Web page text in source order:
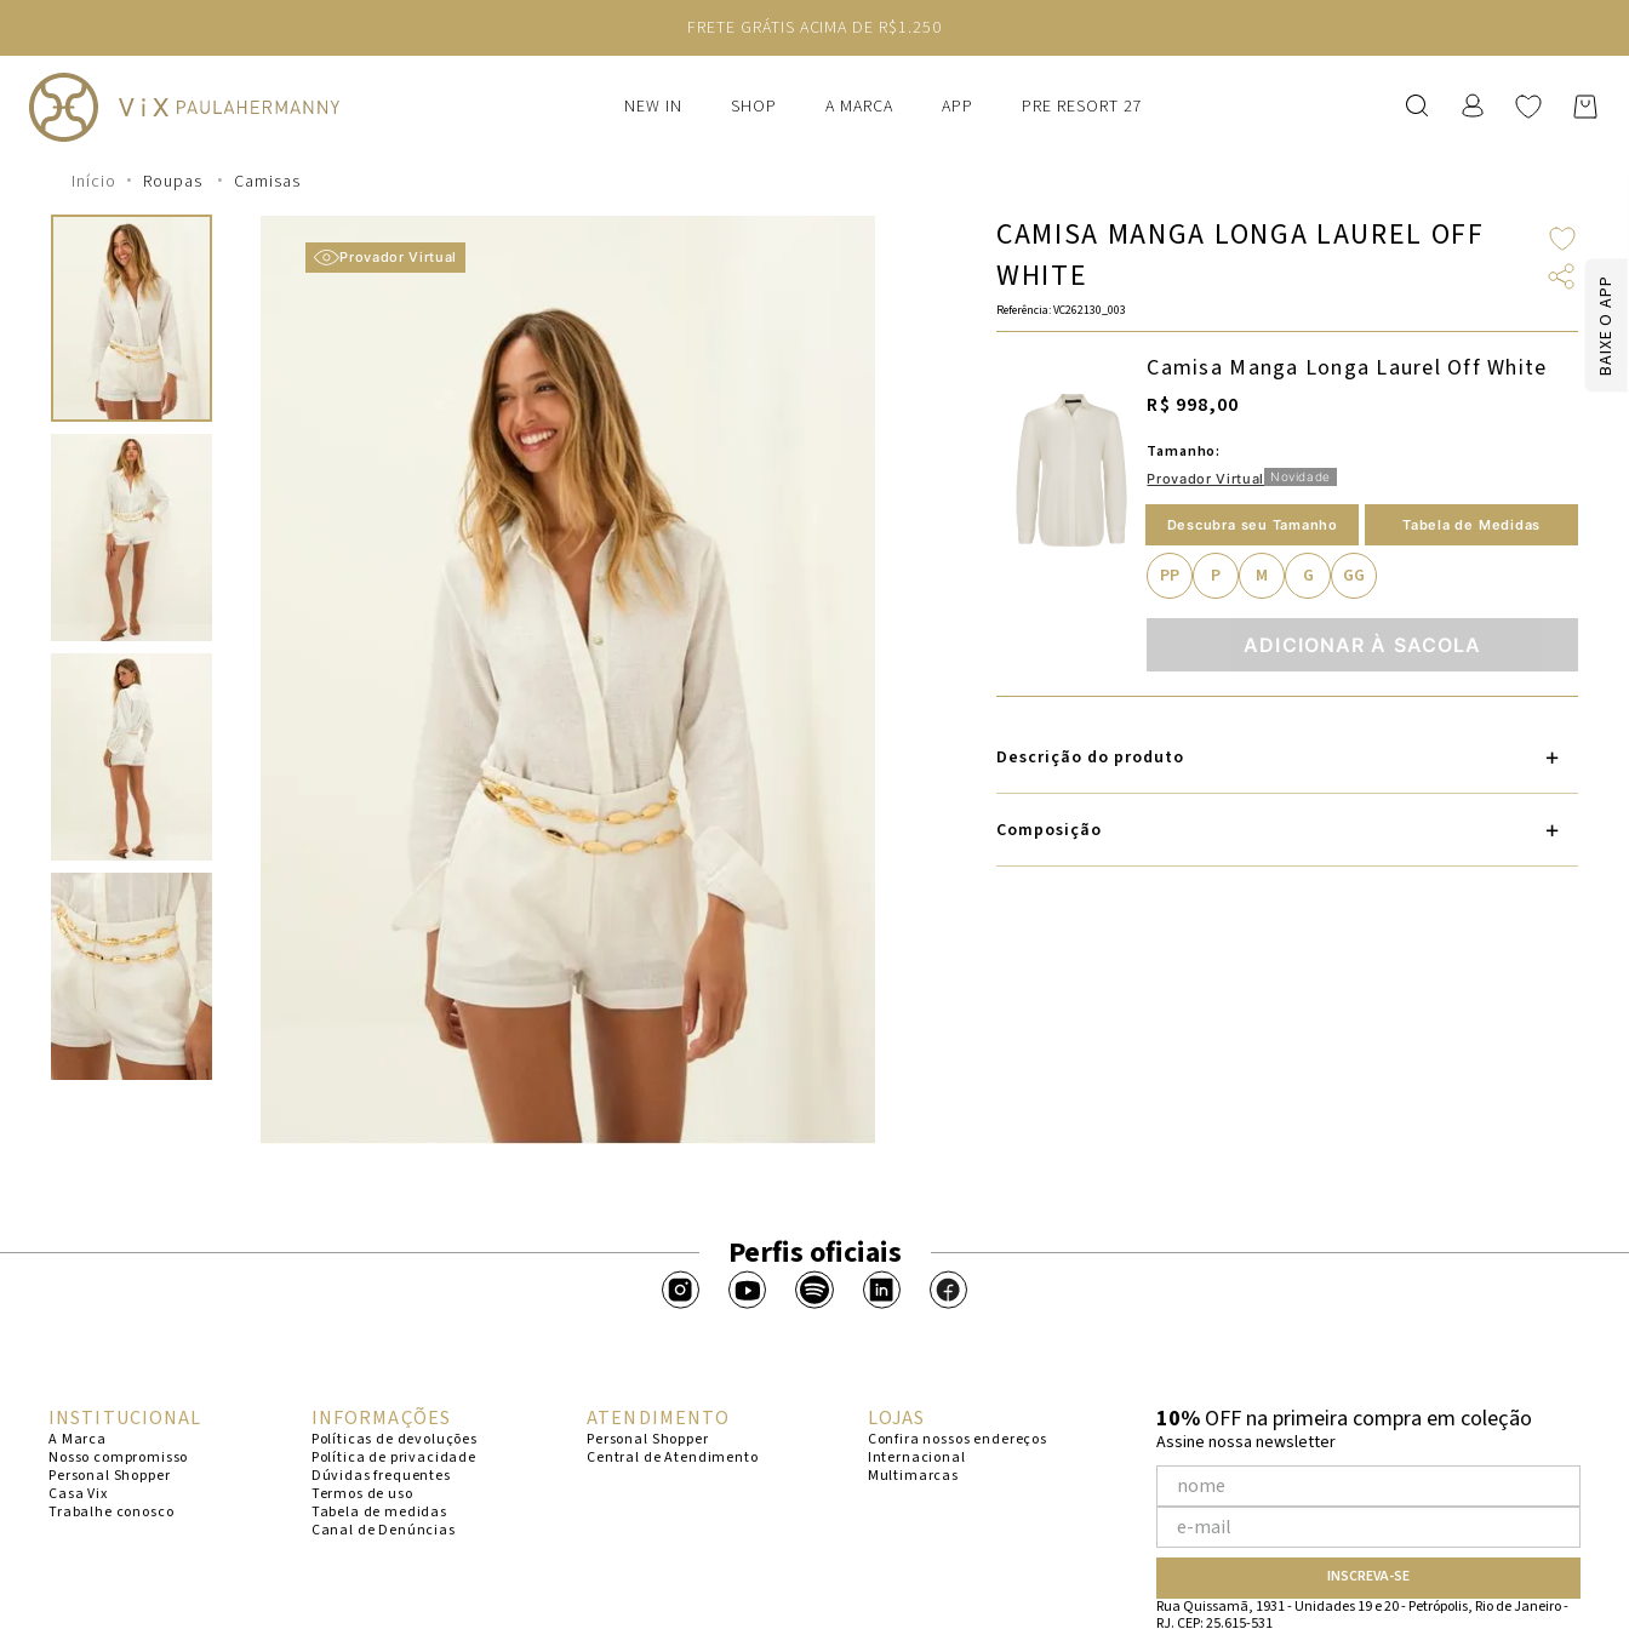
BAIXE O APP
FRETE GRÁTIS ACIMA DE R$1.250
NEW IN SHOP A MARCA APP PRE RESORT 27
Roupas Camisas
Provador Virtual
CAMISA MANGA LONGA LAUREL OFF
WHITE
Referência:VC262130_003
Camisa Manga Longa Laurel Off White
R$ 998,00
Tamanho:
Provador Virtual Novidade
Descubra seu Tamanho Tabela de Medidas
PP P M G GG
ADICIONAR À SACOLA
Descrição do produto
Composição
Perfis oficiais
INSTITUCIONAL
A Marca
Nosso compromisso
Personal Shopper
Casa Vix
Trabalhe conosco
INFORMAÇÕES
Políticas de devoluções
Política de privacidade
Dúvidas frequentes
Termos de uso
Tabela de medidas
Canal de Denúncias
ATENDIMENTO
Personal Shopper
Central de Atendimento
LOJAS
Confira nossos endereços
Internacional
Multimarcas
10%OFF na primeira compra em coleção
Assine nossa newsletter
INSCREVA-SE
Rua Quissamã, 1931 - Unidades 19 e 20 - Petrópolis, Rio de Janeiro -
RJ. CEP: 25.615-531
cheeky
2º
vestido
biquini
vestido curto
calcinha